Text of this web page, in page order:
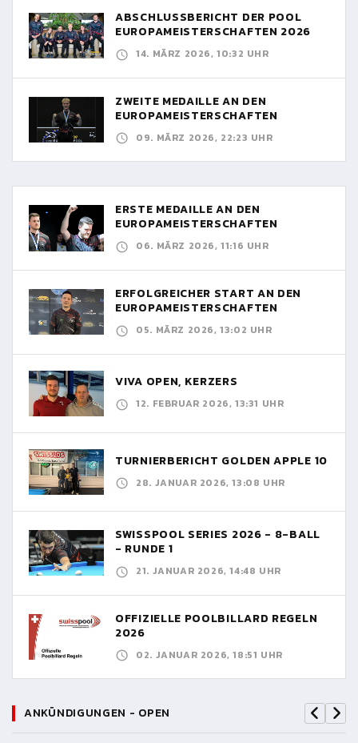
ABSCHLUSSBERICHT DER POOL
EUROPAMEISTERSCHAFTEN 2026
14. MÄRZ 2026, 10:32 UHR
ZWEITE MEDAILLE AN DEN
EUROPAMEISTERSCHAFTEN
09. MÄRZ 2026, 22:23 UHR
ERSTE MEDAILLE AN DEN
EUROPAMEISTERSCHAFTEN
06. MÄRZ 2026, 11:16 UHR
ERFOLGREICHER START AN DEN
EUROPAMEISTERSCHAFTEN
05. MÄRZ 2026, 13:02 UHR
VIVA OPEN, KERZERS
12. FEBRUAR 2026, 13:31 UHR
TURNIERBERICHT GOLDEN APPLE 10
28. JANUAR 2026, 13:08 UHR
SWISSPOOL SERIES 2026 - 8-BALL
- RUNDE 1
21. JANUAR 2026, 14:48 UHR
OFFIZIELLE POOLBILLARD REGELN
2026
02. JANUAR 2026, 18:51 UHR
ANKÜNDIGUNGEN - OPEN